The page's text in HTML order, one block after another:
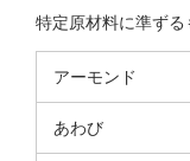
特定原材料に準ず
アーモンド
あわび